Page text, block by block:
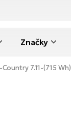
Značky
Country 7.11-(715 Wh)